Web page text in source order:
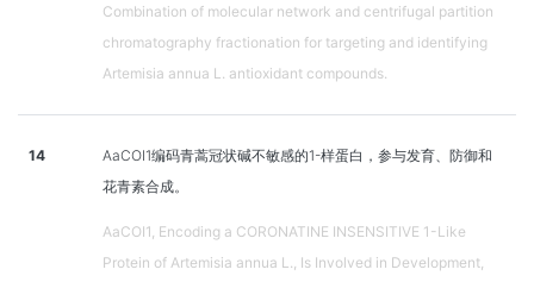
Combination of molecular network and centrifugal partition
chromatography fractionation for targeting and identifying
Artemisia annua L. antioxidant compounds.
14
AaCOI1编码青蒿冠状碱不敏感的1-样蛋白，参与发育、防御和
花青素合成。
AaCOI1, Encoding a CORONATINE INSENSITIVE 1-Like
Protein of Artemisia annua L., Is Involved in Development,